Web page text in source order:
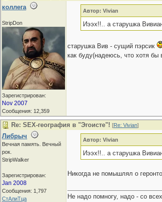
коллега
StripDon
Зарегистрирован:
Nov 2007
Сообщения: 12,359
Автор: Vivian
Иээх!!.. а старушка
старушка Вив - сущий пэрсик
как буду(надеюсь, что хотя бы
Re: SEX-география в "Эгоисте"! [Re: Vivian]
Либрыч
Вечная память. Вечный
рок.
StripWalker
Зарегистрирован:
Jan 2008
Сообщения: 1,797
СтАлиТца
Автор: Vivian
Иээх!!.. а старушка
Никогда не помышлял о
Не надо помногу, надо - со